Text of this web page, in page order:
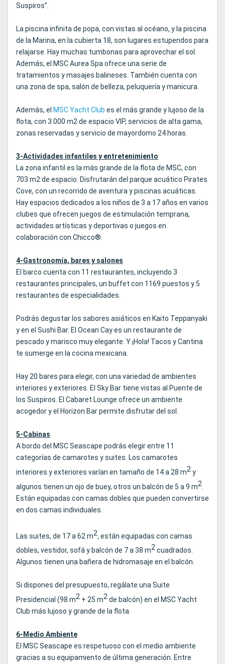
Suspiros”.
La piscina infinita de popa, con vistas al océano, y la piscina
de la Marina, en la cubierta 18, son lugares estupendos para
relajarse. Hay muchas tumbonas para aprovechar el sol.
Además, el MSC Aurea Spa ofrece una serie de
tratamientos y masajes balineses. También cuenta con
una zona de spa, salón de belleza, peluquería y manicura.
Además, el MSC Yacht Club es el más grande y lujoso de la
flota, con 3.000 m2 de espacio VIP, servicios de alta gama,
zonas reservadas y servicio de mayordomo 24 horas.
3-Actividades infantiles y entretenimiento
La zona infantil es la más grande de la flota de MSC, con
703 m2 de espacio. Disfrutarán del parque acuático Pirates
Cove, con un recorrido de aventura y piscinas acuáticas.
Hay espacios dedicados a los niños de 3 a 17 años en varios
clubes que ofrecen juegos de estimulación temprana,
actividades artísticas y deportivas o juegos en
colaboración con Chicco®.
4-Gastronomía, bares y salones
El barco cuenta con 11 restaurantes, incluyendo 3
restaurantes principales, un buffet con 1169 puestos y 5
restaurantes de especialidades.
Podrás degustar los sabores asiáticos en Kaito Teppanyaki
y en el Sushi Bar. El Ocean Cay es un restaurante de
pescado y marisco muy elegante. Y ¡Hola! Tacos y Cantina
te sumerge en la cocina mexicana.
Hay 20 bares para elegir, con una variedad de ambientes
interiores y exteriores. El Sky Bar tiene vistas al Puente de
los Suspiros. El Cabaret Lounge ofrece un ambiente
acogedor y el Horizon Bar permite disfrutar del sol.
5-Cabinas
A bordo del MSC Seascape podrás elegir entre 11
categorías de camarotes y suites. Los camarotes
interiores y exteriores varían en tamaño de 14 a 28 m2y
algunos tienen un ojo de buey, otros un balcón de 5 a 9 m2
Están equipadas con camas dobles que pueden convertirse
en dos camas individuales.
Las suites, de 17 a 62 m2, están equipadas con camas
dobles, vestidor, sofá y balcón de 7 a 38 m2cuadrados.
Algunos tienen una bañera de hidromasaje en el balcón.
Si dispones del presupuesto, regálate una Suite
Presidencial (98 m2 + 25 m2 de balcón) en el MSC Yacht
Club más lujoso y grande de la flota.
6-Medio Ambiente
El MSC Seascape es respetuoso con el medio ambiente
gracias a su equipamiento de última generación. Entre